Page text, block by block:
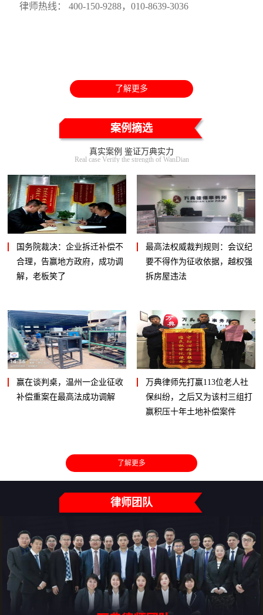
律师热线： 400-150-9288，010-8639-3036
了解更多
案例摘选
真实案例 鉴证万典实力
Real case Verify the strength of WanDian
国务院裁决：企业拆迁补偿不
合理，告赢地方政府，成功调
解，老板笑了
最高法权威裁判规则：会议纪
要不得作为征收依据，越权强
拆房屋违法
赢在谈判桌，温州一企业征收
补偿重案在最高法成功调解
万典律师先打赢113位老人社
保纠纷，之后又为该村三组打
赢积压十年土地补偿案件
了解更多
律师团队